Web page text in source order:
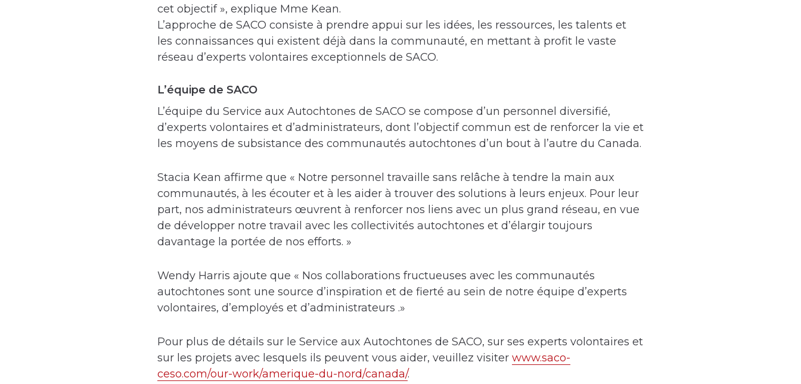
cet objectif », explique Mme Kean.
L’approche de SACO consiste à prendre appui sur les idées, les ressources, les talents et
les connaissances qui existent déjà dans la communauté, en mettant à profit le vaste
réseau d’experts volontaires exceptionnels de SACO.
L’équipe de SACO
L’équipe du Service aux Autochtones de SACO se compose d’un personnel diversifié,
d’experts volontaires et d’administrateurs, dont l’objectif commun est de renforcer la vie et
les moyens de subsistance des communautés autochtones d’un bout à l’autre du Canada.
Stacia Kean affirme que « Notre personnel travaille sans relâche à tendre la main aux
communautés, à les écouter et à les aider à trouver des solutions à leurs enjeux. Pour leur
part, nos administrateurs œuvrent à renforcer nos liens avec un plus grand réseau, en vue
de développer notre travail avec les collectivités autochtones et d’élargir toujours
davantage la portée de nos efforts. »
Wendy Harris ajoute que « Nos collaborations fructueuses avec les communautés
autochtones sont une source d’inspiration et de fierté au sein de notre équipe d’experts
volontaires, d’employés et d’administrateurs .»
Pour plus de détails sur le Service aux Autochtones de SACO, sur ses experts volontaires et
sur les projets avec lesquels ils peuvent vous aider, veuillez visiter www.saco-
ceso.com/our-work/amerique-du-nord/canada/.